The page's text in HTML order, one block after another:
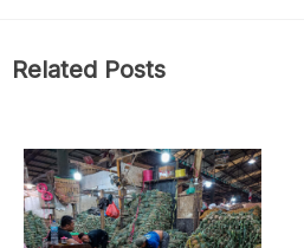
Related Posts